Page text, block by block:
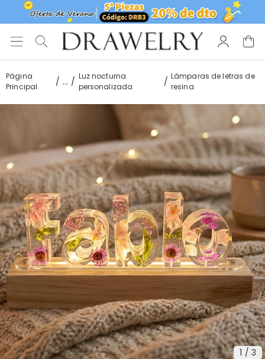
Página
Principal
...
Luz nocturna
personalizada
Lámparas de letras de
resina
1 / 3